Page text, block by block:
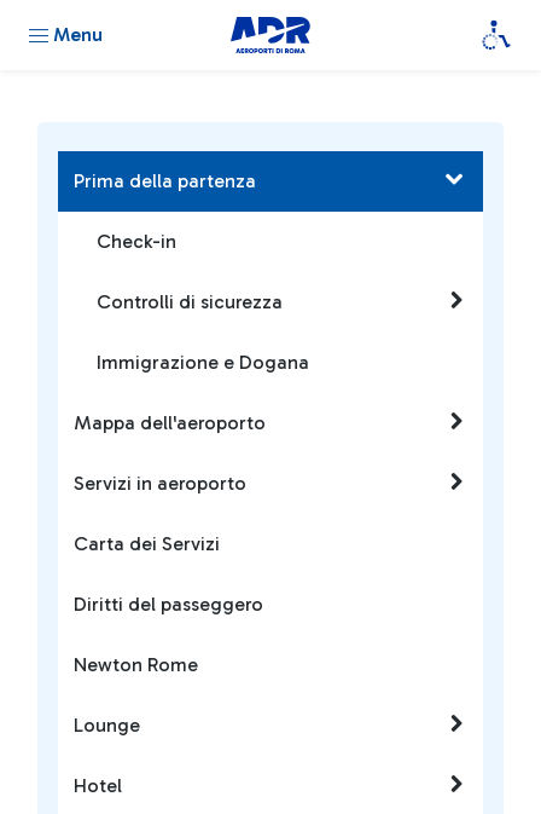
Menu
Prima della partenza
Check-in
Controlli di sicurezza
Immigrazione e Dogana
Mappa dell'aeroporto
Servizi in aeroporto
Carta dei Servizi
Diritti del passeggero
Newton Rome
Lounge
Hotel